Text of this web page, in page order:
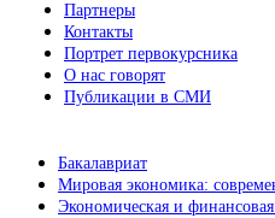
Партнеры
Контакты
Портрет первокурсника
О нас говорят
Публикации в СМИ
Бакалавриат
Мировая экономика:
Экономическая и финансовая